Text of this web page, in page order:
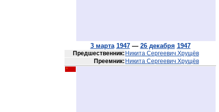
3 марта 1947— 26 декабря 1947
Предшественник: Никита Сергеевич Хрущёв
Преемник: Никита Сергеевич Хрущёв